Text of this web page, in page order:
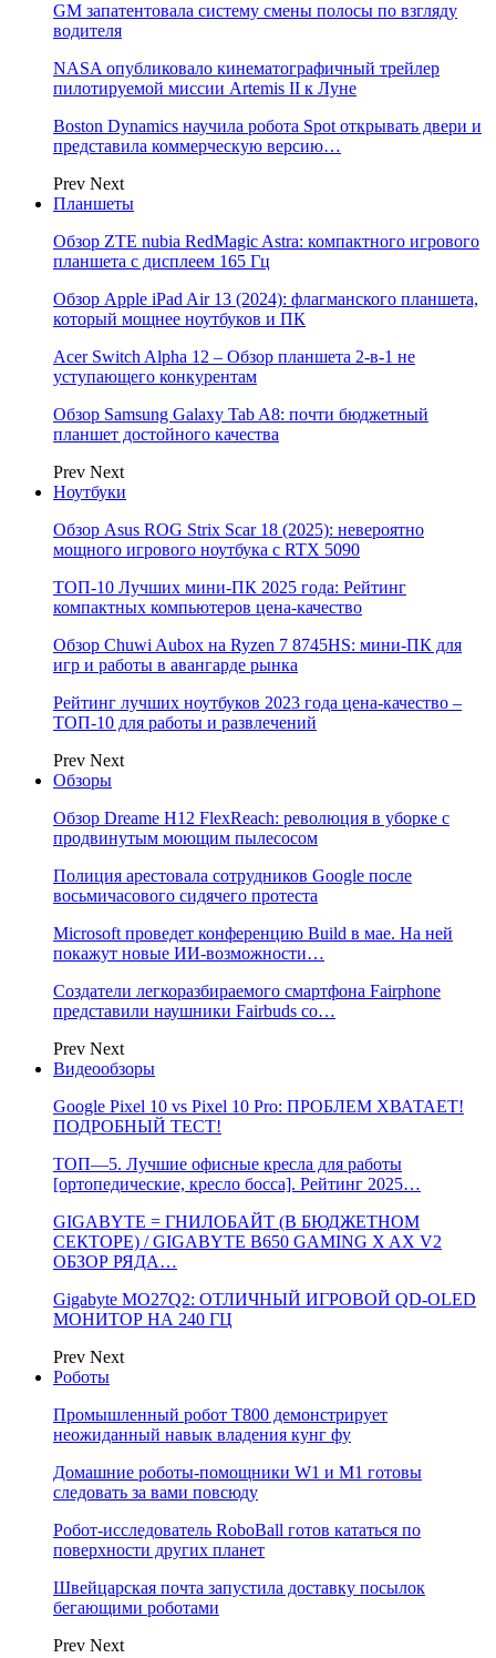
GM запатентовала систему смены полосы по взгляду
водителя
NASA опубликовало кинематографичный трейлер
пилотируемой миссии Artemis II к Луне
Boston Dynamics научила робота Spot открывать двери и
представила коммерческую версию…
Prev Next
Планшеты
Обзор ZTE nubia RedMagic Astra: компактного игрового
планшета с дисплеем 165 Гц
Обзор Apple iPad Air 13 (2024): флагманского планшета,
который мощнее ноутбуков и ПК
Acer Switch Alpha 12 – Обзор планшета 2-в-1 не
уступающего конкурентам
Обзор Samsung Galaxy Tab A8: почти бюджетный
планшет достойного качества
Prev Next
Ноутбуки
Обзор Asus ROG Strix Scar 18 (2025): невероятно
мощного игрового ноутбука с RTX 5090
ТОП-10 Лучших мини-ПК 2025 года: Рейтинг
компактных компьютеров цена-качество
Обзор Chuwi Aubox на Ryzen 7 8745HS: мини-ПК для
игр и работы в авангарде рынка
Рейтинг лучших ноутбуков 2023 года цена-качество –
ТОП-10 для работы и развлечений
Prev Next
Обзоры
Обзор Dreame H12 FlexReach: революция в уборке с
продвинутым моющим пылесосом
Полиция арестовала сотрудников Google после
восьмичасового сидячего протеста
Microsoft проведет конференцию Build в мае. На ней
покажут новые ИИ-возможности…
Создатели легкоразбираемого смартфона Fairphone
представили наушники Fairbuds со…
Prev Next
Видеообзоры
Google Pixel 10 vs Pixel 10 Pro: ПРОБЛЕМ ХВАТАЕТ!
ПОДРОБНЫЙ ТЕСТ!
ТОП—5. Лучшие офисные кресла для работы
[ортопедические, кресло босса]. Рейтинг 2025…
GIGABYTE = ГНИЛОБАЙТ (В БЮДЖЕТНОМ
СЕКТОРЕ) / GIGABYTE B650 GAMING X AX V2
ОБЗОР РЯДА…
Gigabyte MO27Q2: ОТЛИЧНЫЙ ИГРОВОЙ QD-OLED
МОНИТОР НА 240 ГЦ
Prev Next
Роботы
Промышленный робот Т800 демонстрирует
неожиданный навык владения кунг фу
Домашние роботы-помощники W1 и M1 готовы
следовать за вами повсюду
Робот-исследователь RoboBall готов кататься по
поверхности других планет
Швейцарская почта запустила доставку посылок
бегающими роботами
Prev Next